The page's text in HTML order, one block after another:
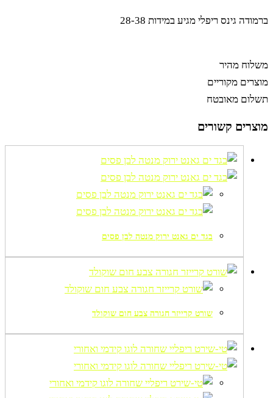
ברמודה גינס ריפלי מגיע במידות 28-38
משלוח מהיר
מוצרים מקוריים
תשלום מאובטח
מוצרים קשורים
בגד ים גאנט ירוק מנטה לבן פסים
שורט קרייזר חגורה צבע חום שוקולד